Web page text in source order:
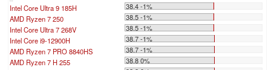
Intel Core Ultra 9 185H
38.4 -1%
AMD Ryzen 7 250
38.5 -1%
Intel Core Ultra 7 268V
38.5 -1%
Intel Core i9-12900H
38.7 -1%
AMD Ryzen 7 PRO 8840HS
38.7 -1%
AMD Ryzen 7 H 255
38.8 0%